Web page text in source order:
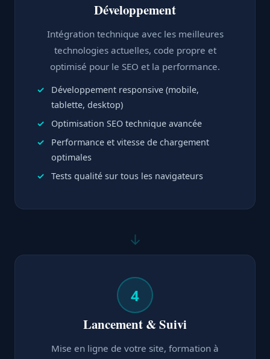
Développement
Intégration technique avec les meilleures
technologies actuelles, code propre et
optimisé pour le SEO et la performance.
Développement responsive (mobile,
tablette, desktop)
Optimisation SEO technique avancée
Performance et vitesse de chargement
optimales
Tests qualité sur tous les navigateurs
↓
4
Lancement & Suivi
Mise en ligne de votre site, formation à